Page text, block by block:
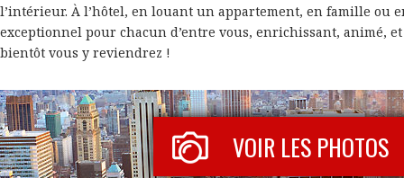
l’intérieur. À l’hôtel, en louant un appartement, en famille ou
exceptionnel pour chacun d’entre vous, enrichissant, animé,
bientôt vous y reviendrez !
VOIR LES PHOTOS